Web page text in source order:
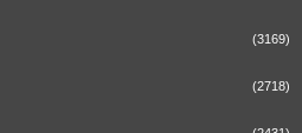
(3169)
(2718)